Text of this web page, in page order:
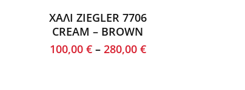
ΧΑΛΙ ZIEGLER 7706
CREAM – BROWN
100,00 €– 280,00 €